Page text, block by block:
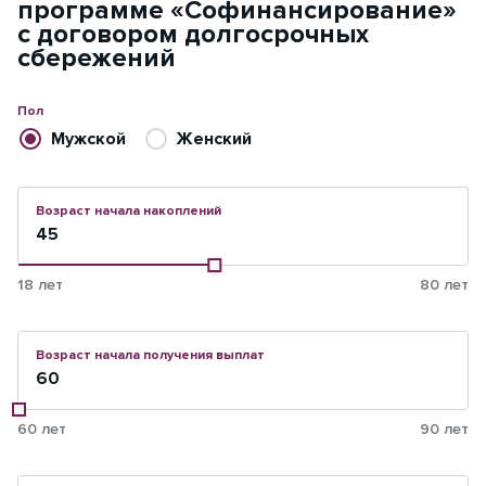
программе «Софинансирование»
с договором долгосрочных
сбережений
Пол
Мужской Женский
Возраст начала накоплений
18 лет 80 лет
Возраст начала получения выплат
60 лет 90 лет